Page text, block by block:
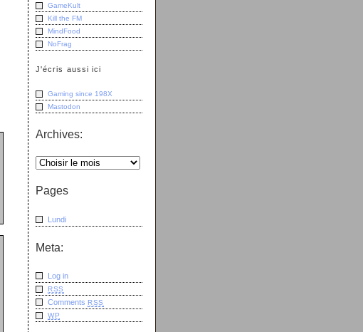
GameKult
Kill the FM
MindFood
NoFrag
J'écris aussi ici
Gaming since 198X
Mastodon
Archives:
Pages
Lundi
Meta:
Log in
RSS
Comments RSS
WP